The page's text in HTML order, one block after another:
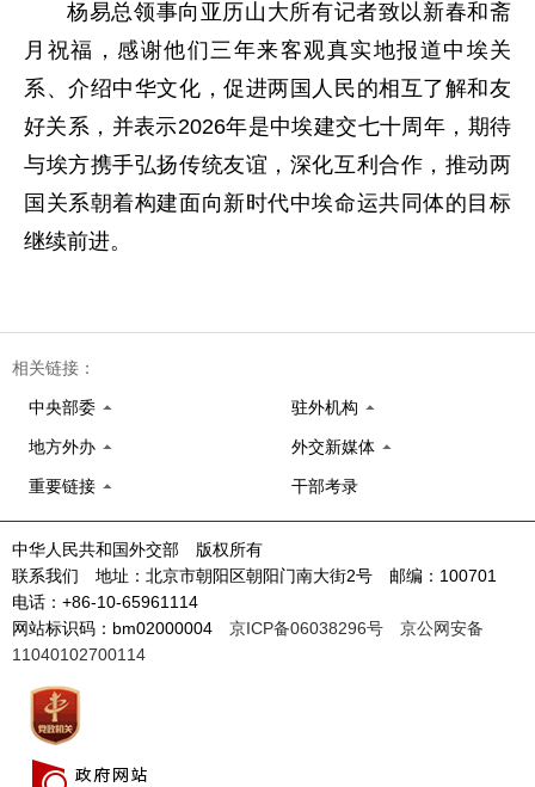
杨易总领事向亚历山大所有记者致以新春和斋
月祝福，感谢他们三年来客观真实地报道中埃关
系、介绍中华文化，促进两国人民的相互了解和友
好关系，并表示2026年是中埃建交七十周年，期待
与埃方携手弘扬传统友谊，深化互利合作，推动两
国关系朝着构建面向新时代中埃命运共同体的目标
继续前进。
相关链接：
中央部委 驻外机构
地方外办 外交新媒体
重要链接 干部考录
中华人民共和国外交部 版权所有
联系我们 地址：北京市朝阳区朝阳门南大街2号 邮编：100701
电话：+86-10-65961114
网站标识码：bm02000004 京ICP备06038296号
京公网安备
11040102700114